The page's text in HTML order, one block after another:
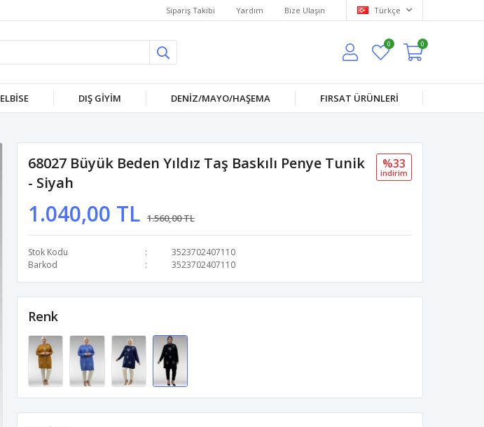
Sipariş Takibi Yardım Bize Ulaşın Türkçe
0 0
ELBİSE DIŞ GİYİM DENİZ/MAYO/HAŞEMA FIRSAT ÜRÜNLERİ
68027 Büyük Beden Yıldız Taş Baskılı Penye Tunik
- Siyah
1.040,00 TL 1.560,00 TL
%33
i̇ndi̇ri̇m
Stok Kodu
3523702407110
Barkod
3523702407110
Renk